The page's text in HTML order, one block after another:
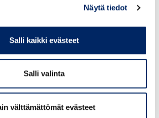
Näytä tiedot
Salli kaikki evästeet
Salli valinta
välttämättömät evästeet
Peruutuksen tapajhtuessa tämän
koko seminaarin hinta. Paikan
siirtää toiselle osallistujalle.
hiilijalanjälkeä